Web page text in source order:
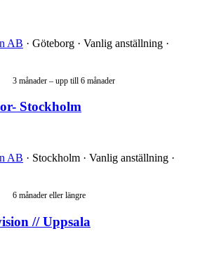
AB · Göteborg · Vanlig anställning ·
3 månader – upp till 6 månader
Stockholm
AB · Stockholm · Vanlig anställning ·
6 månader eller längre
// Uppsala